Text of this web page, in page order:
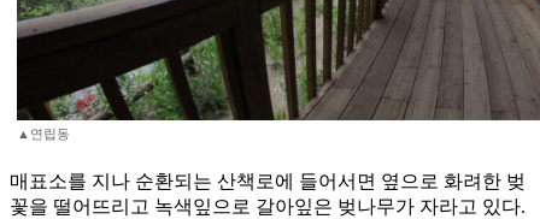
▲연립동
매표소를 지나 순환되는 산책로에 들어서면 옆으로 화려한 벚
꽃을 떨어뜨리고 녹색잎으로 갈아잎은 벚나무가 자라고 있다.